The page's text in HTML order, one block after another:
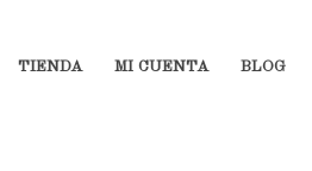
TIENDA MI CUENTA BLOG